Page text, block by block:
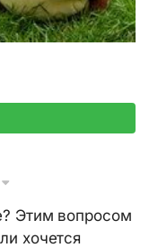
Этим вопросом
хочется